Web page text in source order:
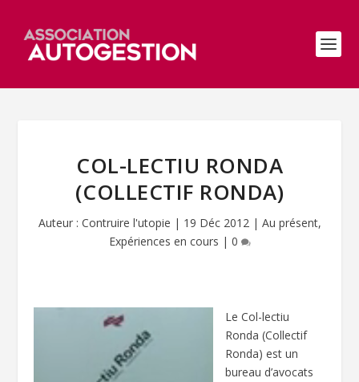
COL-LECTIU RONDA
(COLLECTIF RONDA)
Auteur : Contruire l'utopie | 19 Déc 2012| Au présent,
Expériences en cours | 0
Le Col-lectiu
Ronda (Collectif
Ronda) est un
bureau d’avocats